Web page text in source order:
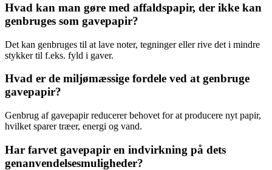
Hvad kan man gøre med affaldspapir, der ikke kan
genbruges som gavepapir?
Det kan genbruges til at lave noter, tegninger eller rive det i mindre
stykker til f.eks. fyld i gaver.
Hvad er de miljømæssige fordele ved at genbruge
gavepapir?
Genbrug af gavepapir reducerer behovet for at producere nyt papir,
hvilket sparer træer, energi og vand.
Har farvet gavepapir en indvirkning på dets
genanvendelsesmuligheder?